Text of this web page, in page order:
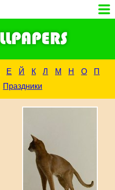
Е Й К Л М Н О
П
Праздники